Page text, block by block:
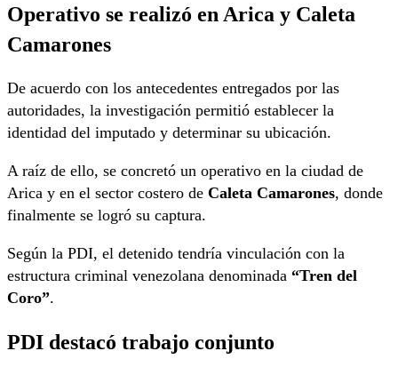
Operativo se realizó en Arica y Caleta
Camarones
De acuerdo con los antecedentes entregados por las
autoridades, la investigación permitió establecer la
identidad del imputado y determinar su ubicación.
A raíz de ello, se concretó un operativo en la ciudad de
Arica y en el sector costero de Caleta Camarones, donde
finalmente se logró su captura.
Según la PDI, el detenido tendría vinculación con la
estructura criminal venezolana denominada “Tren del
Coro”.
PDI destacó trabajo conjunto